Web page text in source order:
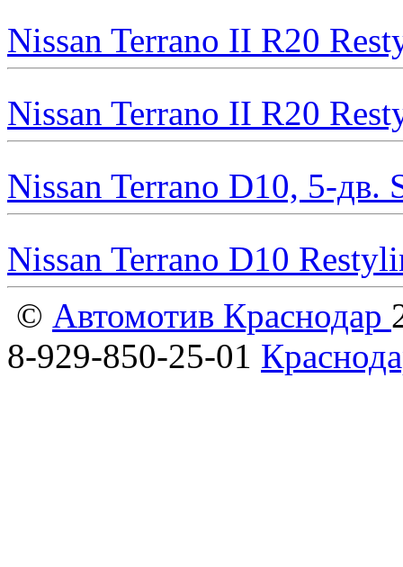
Nissan Terrano II R20
Nissan Terrano II R20
Nissan Terrano D10, 5-дв.
Nissan Terrano D10
© Автомотив Краснодар
8-929-850-25-01